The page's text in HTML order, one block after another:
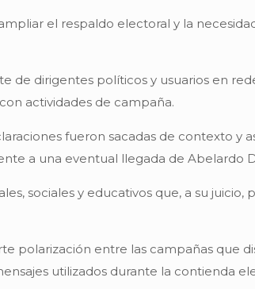
el respaldo electoral y la
dirigentes políticos y usuarios en
actividades de campaña.
fueron sacadas de contexto y
a una eventual llegada de Abelardo
sociales y educativos que, a su
polarización entre las campañas que
utilizados durante la contienda